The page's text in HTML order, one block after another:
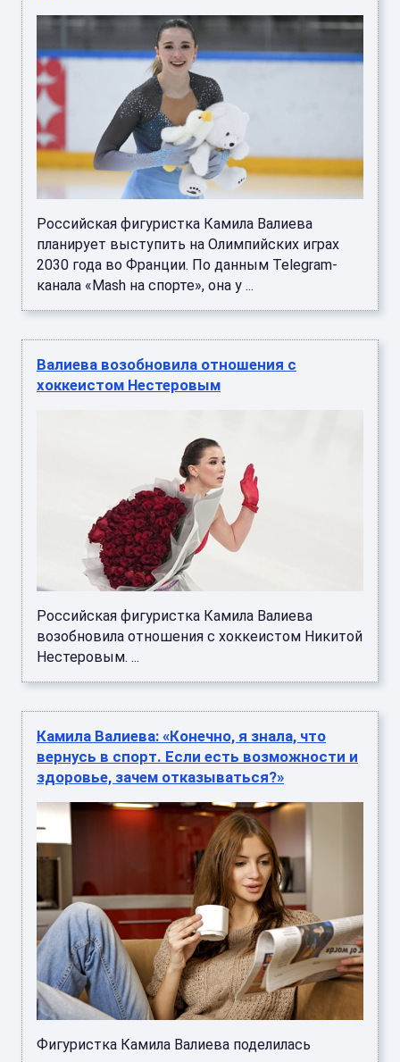
Российская фигуристка Камила Валиева
планирует выступить на Олимпийских играх
2030 года во Франции. По данным Telegram-
канала «Mash на спорте», она у ...
Валиева возобновила отношения с
хоккеистом Нестеровым
Российская фигуристка Камила Валиева
возобновила отношения с хоккеистом Никитой
Нестеровым. ...
Камила Валиева: «Конечно, я знала, что
вернусь в спорт. Если есть возможности и
здоровье, зачем отказываться?»
Фигуристка Камила Валиева поделилась